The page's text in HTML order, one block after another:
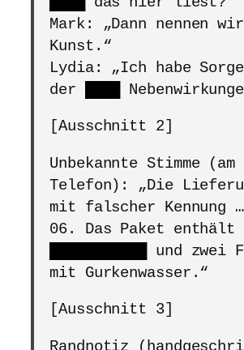
Mark: „Dann nennen
Kunst.“
Lydia: „Ich habe
der
[Ausschnitt 2]
Unbekannte Stimme (am
Telefon): „Die
mit falscher Kennung
06. Das Paket enthält
und zwei
mit Gurkenwasser.“
[Ausschnitt 3]